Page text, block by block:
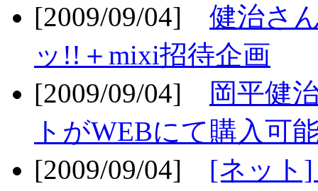
[2009/09/04] 健治さ
ッ!!＋mixi招待企画
[2009/09/04]
岡平健
トがWEBにて購入可
[2009/09/04] [ネット]